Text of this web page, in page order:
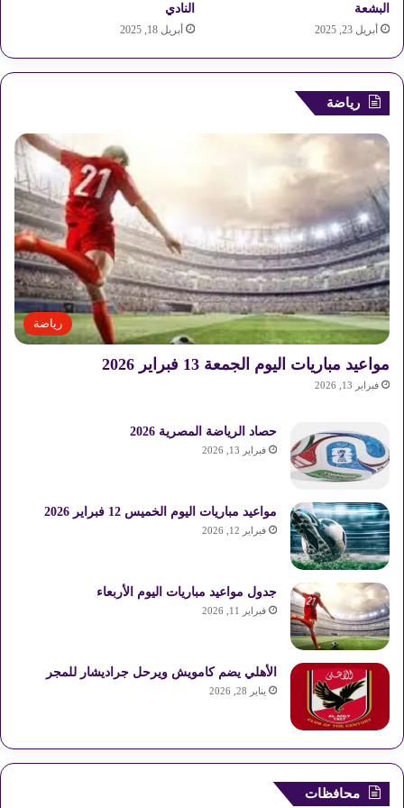
0
2
(
ا
ا
ه
ر
ة
-
ا
ل
إ
س
ك
ن
ر
ي
أ
س
ا
ن
)
ك
ب
ر
البشعة
أبريل 23, 2025
النادي
أبريل 18, 2025
رياضة
رياضة
مواعيد مباريات اليوم الجمعة 13 فبراير 2026
فبراير 13, 2026
حصاد الرياضة المصرية 2026
فبراير 13, 2026
مواعيد مباريات اليوم الخميس 12 فبراير 2026
فبراير 12, 2026
جدول مواعيد مباريات اليوم الأربعاء
فبراير 11, 2026
الأهلي يضم كامويش ويرحل جراديشار للمجر
يناير 28, 2026
محافظات